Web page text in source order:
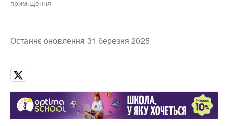
приміщення
Останнє оновлення 31 березня 2025